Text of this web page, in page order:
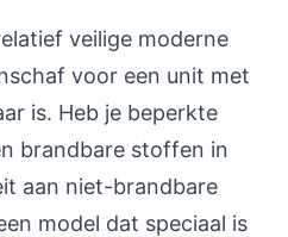
veilige moderne
voor een unit met
is. Heb je beperkte
brandbare stoffen in
aan niet-brandbare
model dat speciaal is